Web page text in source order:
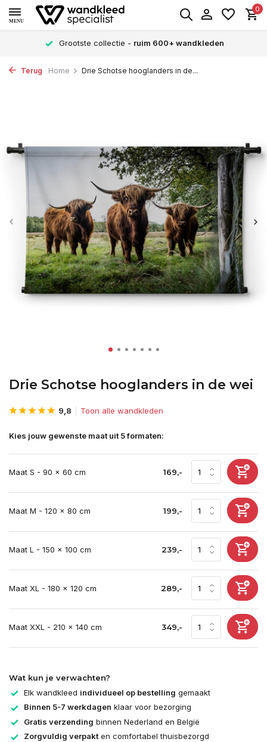
MENU
0
Grootste collectie - ruim 600+ wandkleden
Terug Home Drie Schotse hooglanders in de...
Drie Schotse hooglanders in de wei
9,8 Toon alle wandkleden
Kies jouw gewenste maat uit 5 formaten:
Maat S - 90 x 60 cm 169,-
Maat M - 120 x 80 cm 199,-
Maat L - 150 x 100 cm 239,-
Maat XL - 180 x 120 cm 289,-
Maat XXL - 210 x 140 cm 349,-
Wat kun je verwachten?
Elk wandkleed individueel op bestelling gemaakt
Binnen 5-7 werkdagen klaar voor bezorging
Gratis verzending binnen Nederland en België
Zorgvuldig verpakten comfortabel thuisbezorgd